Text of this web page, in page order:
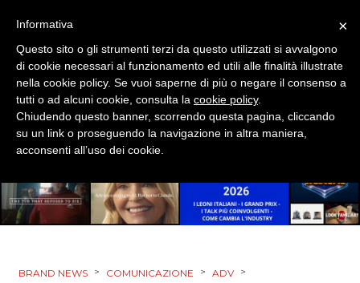
TREND
CASE HISTORY
OPINIONI
BRAND NEWS > COMUNICAZIONE > ADV >
×
Informativa
Questo sito o gli strumenti terzi da questo utilizzati si avvalgono
di cookie necessari al funzionamento ed utili alle finalità illustrate
nella cookie policy. Se vuoi saperne di più o negare il consenso a
tutti o ad alcuni cookie, consulta la cookie policy.
Chiudendo questo banner, scorrendo questa pagina, cliccando
su un link o proseguendo la navigazione in altra maniera,
acconsenti all’uso dei cookie.